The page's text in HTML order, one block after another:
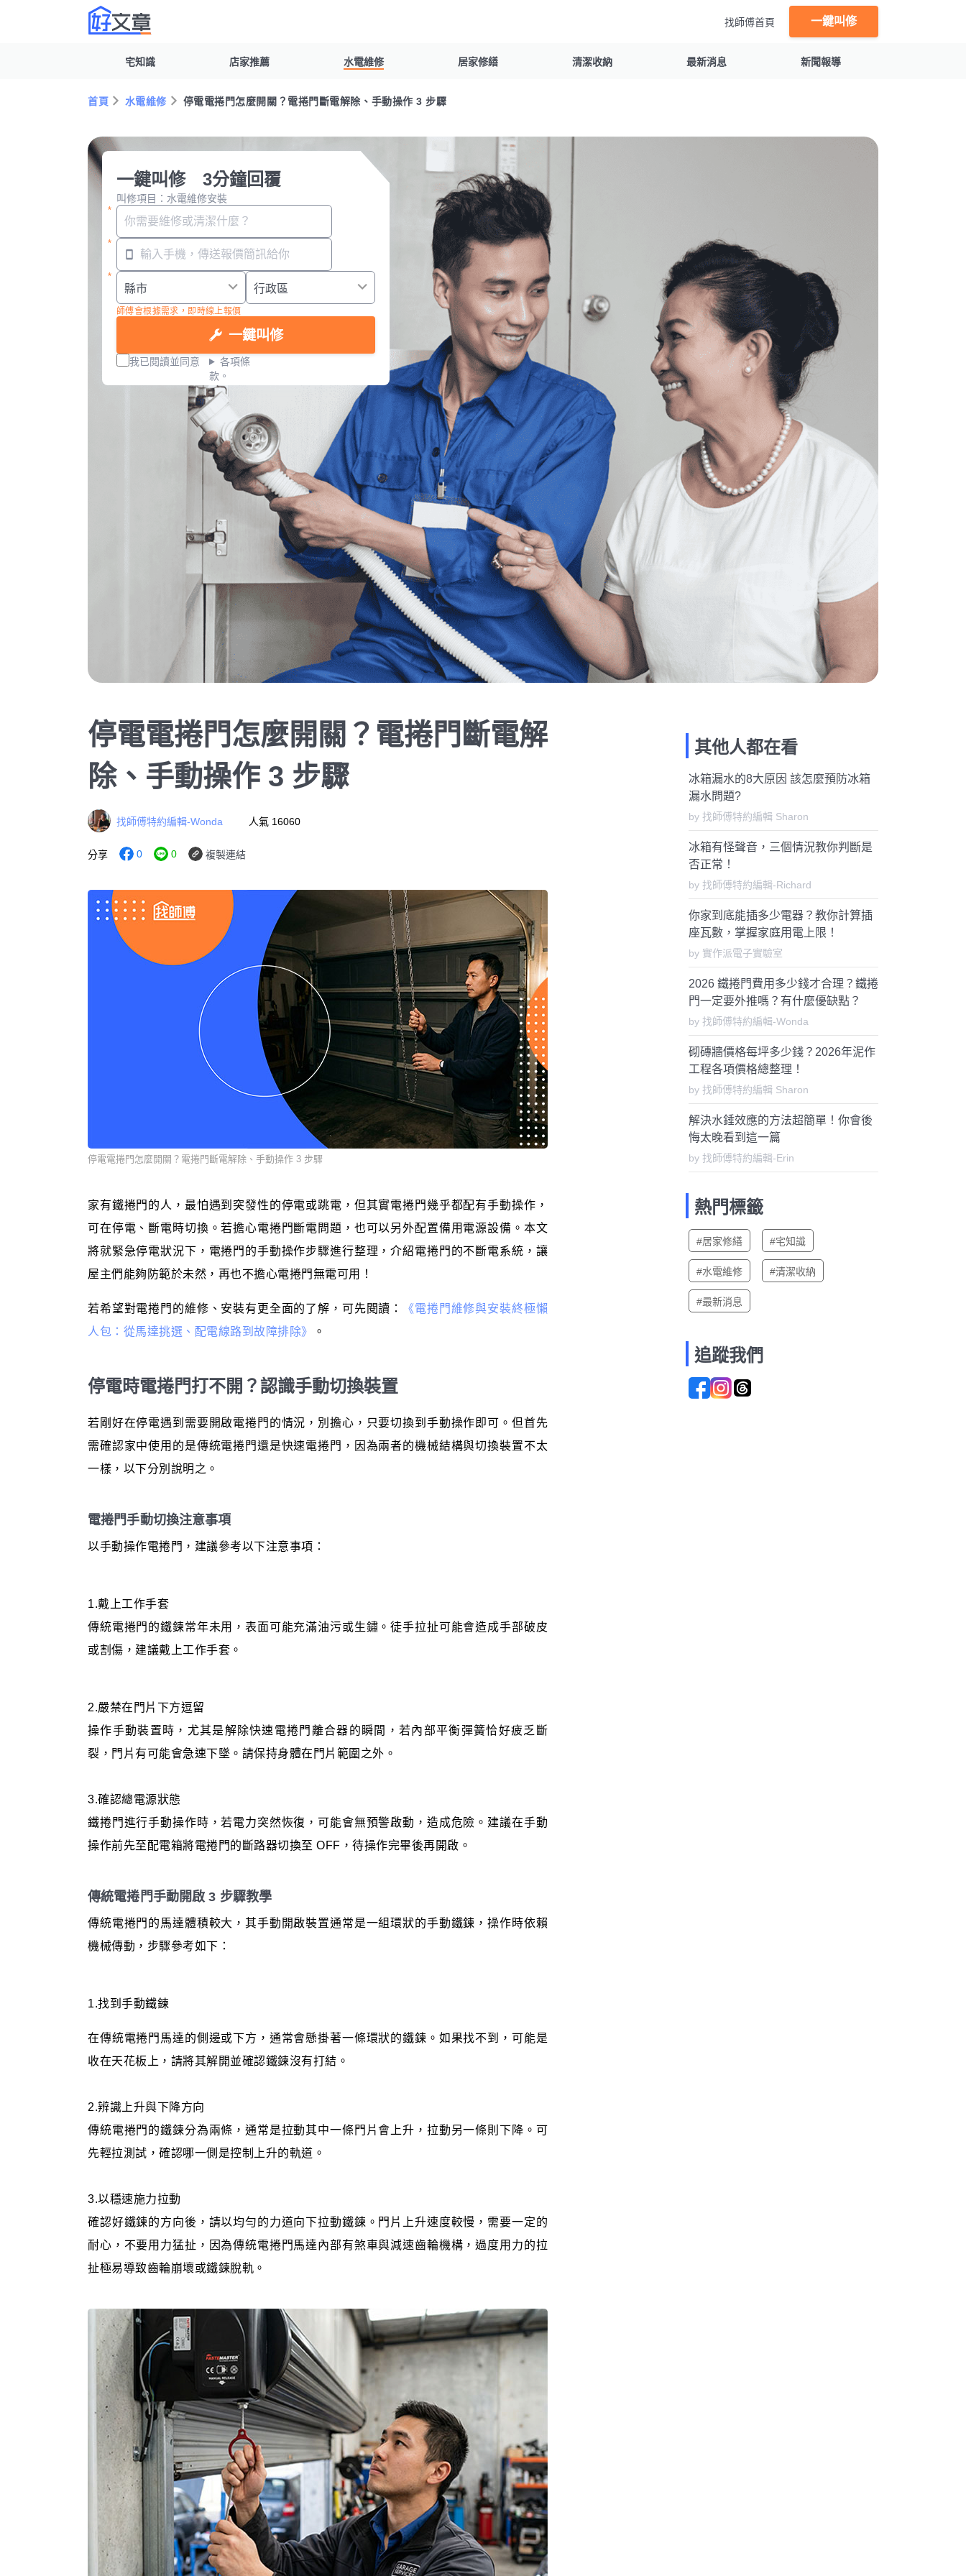
找師傅首頁 一鍵叫修
宅知識 店家推薦 水電維修 居家修繕 清潔收納 最新消息 新聞報導
首頁 水電維修 停電電捲門怎麼開關？電捲門斷電解除、手動操作 3 步驟
一鍵叫修 3分鐘回覆
叫修項目：水電維修安裝
師傅會根據需求，即時線上報價
一鍵叫修
我已閱讀並同意
各項條
款。
停電電捲門怎麼開關？電捲門斷電解
除、手動操作 3 步驟
找師傅特約編輯-Wonda 人氣 16060
分享 0 0 複製連結
停電電捲門怎麼開關？電捲門斷電解除、手動操作 3 步驟
家有鐵捲門的人，最怕遇到突發性的停電或跳電，但其實電捲門幾乎都配有手動操作，
可在停電、斷電時切換。若擔心電捲門斷電問題，也可以另外配置備用電源設備。本文
將就緊急停電狀況下，電捲門的手動操作步驟進行整理，介紹電捲門的不斷電系統，讓
屋主們能夠防範於未然，再也不擔心電捲門無電可用！
若希望對電捲門的維修、安裝有更全面的了解，可先閱讀：
《電捲門維修與安裝終極懶
人包：從馬達挑選、配電線路到故障排除》
。
停電時電捲門打不開？認識手動切換裝置
若剛好在停電遇到需要開啟電捲門的情況，別擔心，只要切換到手動操作即可。但首先
需確認家中使用的是傳統電捲門還是快速電捲門，因為兩者的機械結構與切換裝置不太
一樣，以下分別說明之。
電捲門手動切換注意事項
以手動操作電捲門，建議參考以下注意事項：
1.戴上工作手套
傳統電捲門的鐵鍊常年未用，表面可能充滿油污或生鏽。徒手拉扯可能會造成手部破皮
或割傷，建議戴上工作手套。
2.嚴禁在門片下方逗留
操作手動裝置時，尤其是解除快速電捲門離合器的瞬間，若內部平衡彈簧恰好疲乏斷
裂，門片有可能會急速下墜。請保持身體在門片範圍之外。
3.確認總電源狀態
鐵捲門進行手動操作時，若電力突然恢復，可能會無預警啟動，造成危險。建議在手動
操作前先至配電箱將電捲門的斷路器切換至 OFF，待操作完畢後再開啟。
傳統電捲門手動開啟 3 步驟教學
傳統電捲門的馬達體積較大，其手動開啟裝置通常是一組環狀的手動鐵鍊，操作時依賴
機械傳動，步驟參考如下：
1.找到手動鐵鍊
在傳統電捲門馬達的側邊或下方，通常會懸掛著一條環狀的鐵鍊。如果找不到，可能是
收在天花板上，請將其解開並確認鐵鍊沒有打結。
2.辨識上升與下降方向
傳統電捲門的鐵鍊分為兩條，通常是拉動其中一條門片會上升，拉動另一條則下降。可
先輕拉測試，確認哪一側是控制上升的軌道。
3.以穩速施力拉動
確認好鐵鍊的方向後，請以均勻的力道向下拉動鐵鍊。門片上升速度較慢，需要一定的
耐心，不要用力猛扯，因為傳統電捲門馬達內部有煞車與減速齒輪機構，過度用力的拉
扯極易導致齒輪崩壞或鐵鍊脫軌。
其他人都在看
冰箱漏水的8大原因 該怎麼預防冰箱
漏水問題?
by 找師傅特約編輯 Sharon
冰箱有怪聲音，三個情況教你判斷是
否正常！
by 找師傅特約編輯-Richard
你家到底能插多少電器？教你計算插
座瓦數，掌握家庭用電上限！
by 實作派電子實驗室
2026 鐵捲門費用多少錢才合理？鐵捲
門一定要外推嗎？有什麼優缺點？
by 找師傅特約編輯-Wonda
砌磚牆價格每坪多少錢？2026年泥作
工程各項價格總整理！
by 找師傅特約編輯 Sharon
解決水錘效應的方法超簡單！你會後
悔太晚看到這一篇
by 找師傅特約編輯-Erin
熱門標籤
#居家修繕 #宅知識
#水電維修 #清潔收納
#最新消息
追蹤我們